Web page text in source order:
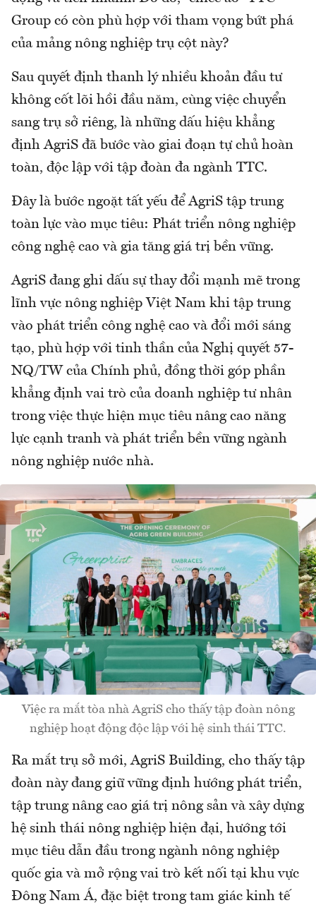
Group có còn phù hợp với tham vọng bứt phá
của mảng nông nghiệp trụ cột này?
Sau quyết định thanh lý nhiều khoản đầu tư
không cốt lõi hồi đầu năm, cùng việc chuyển
sang trụ sở riêng, là những dấu hiệu khẳng
định AgriS đã bước vào giai đoạn tự chủ hoàn
toàn, độc lập với tập đoàn đa ngành TTC.
Đây là bước ngoặt tất yếu để AgriS tập trung
toàn lực vào mục tiêu: Phát triển nông nghiệp
công nghệ cao và gia tăng giá trị bền vững.
AgriS đang ghi dấu sự thay đổi mạnh mẽ trong
lĩnh vực nông nghiệp Việt Nam khi tập trung
vào phát triển công nghệ cao và đổi mới sáng
tạo, phù hợp với tinh thần của Nghị quyết 57-
NQ/TW của Chính phủ, đồng thời góp phần
khẳng định vai trò của doanh nghiệp tư nhân
trong việc thực hiện mục tiêu nâng cao năng
lực cạnh tranh và phát triển bền vững ngành
nông nghiệp nước nhà.
Việc ra mắt tòa nhà AgriS cho thấy tập đoàn nông
nghiệp hoạt động độc lập với hệ sinh thái TTC.
Ra mắt trụ sở mới, AgriS Building, cho thấy tập
đoàn này đang giữ vững định hướng phát triển,
tập trung nâng cao giá trị nông sản và xây dựng
hệ sinh thái nông nghiệp hiện đại, hướng tới
mục tiêu dẫn đầu trong ngành nông nghiệp
quốc gia và mở rộng vai trò kết nối tại khu vực
Đông Nam Á, đặc biệt trong tam giác kinh tế